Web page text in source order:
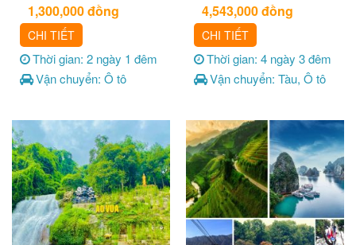
1,300,000đồng
CHI TIẾT
Thời gian: 2 ngày 1 đêm
Vận chuyển: Ô tô
4,543,000đồng
CHI TIẾT
Thời gian: 4 ngày 3 đêm
Vận chuyển: Tàu, Ô tô